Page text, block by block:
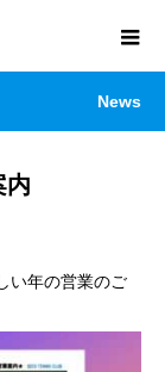
News
内
い年の営業のご